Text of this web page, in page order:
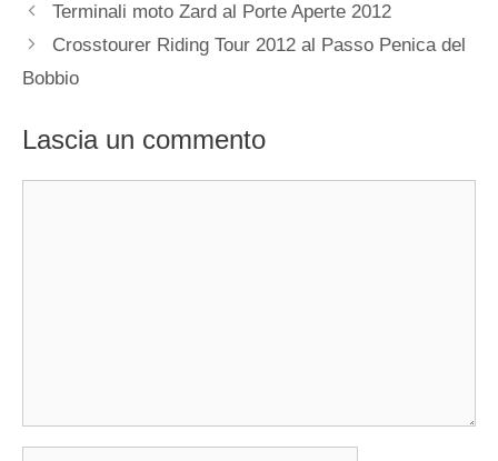
Terminali moto Zard al Porte Aperte 2012
Crosstourer Riding Tour 2012 al Passo Penica del
Bobbio
Lascia un commento